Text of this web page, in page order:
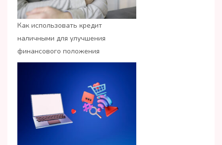
Как использовать кредит
наличными для улучшения
финансового положения